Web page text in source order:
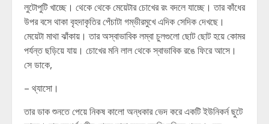
লুটোপুটি খাচ্ছে। থেকে থেকে মেয়েটার চোখের রং বদলে যাচ্ছে। তার কাঁধের
উপর বসে থাকা বৃহদাকৃতির পেঁচাটা গম্ভীরমুখে এদিক সেদিক দেখছে।
মেয়েটা মাথা ঝাঁকায়। তার অস্বাভাবিক লম্বা চুলগুলো ছোট ছোট হয়ে কোমর
পর্যন্ত ছড়িয়ে যায়। চোখের মনি লাল থেকে স্বাভাবিক রঙে ফিরে আসে।
সে ডাকে,
– থ্যাসো।
তার ডাক শুনতে পেয়ে নিকষ কালো অন্ধকার ভেদ করে একটি ইউনিকর্ন ছুটে